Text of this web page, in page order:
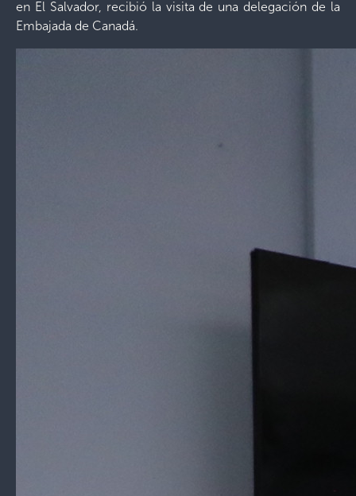
en El Salvador, recibió la visita de una delegación de la
Embajada de Canadá.